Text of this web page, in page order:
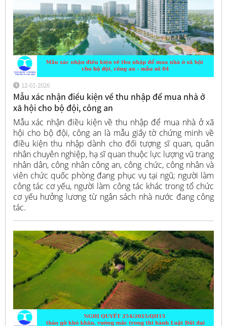
12-01-2026
Mẫu xác nhận điều kiện về thu nhập để mua nhà ở
xã hội cho bộ đội, công an
Mẫu xác nhận điều kiện về thu nhập để mua nhà ở xã
hội cho bộ đội, công an là mẫu giấy tờ chứng minh về
điều kiện thu nhập dành cho đối tượng sĩ quan, quân
nhân chuyên nghiệp, hạ sĩ quan thuộc lực lượng vũ trang
nhân dân, công nhân công an, công chức, công nhân và
viên chức quốc phòng đang phục vụ tại ngũ; người làm
công tác cơ yếu, người làm công tác khác trong tổ chức
cơ yếu hưởng lương từ ngân sách nhà nước đang công
tác.